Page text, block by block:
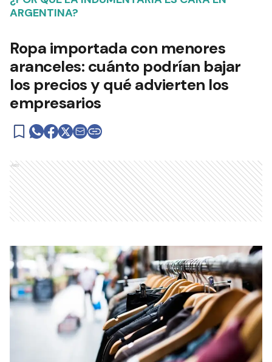
ARGENTINA?
Ropa importada con menores
aranceles: cuánto podrían bajar
los precios y qué advierten los
empresarios
Ads